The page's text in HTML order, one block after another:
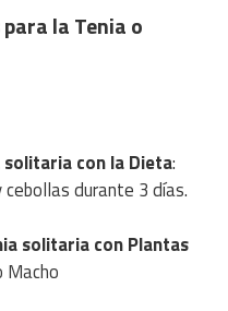
la Tenia o
con laDieta:
durante 3 días.
solitaria conPlantas
Macho